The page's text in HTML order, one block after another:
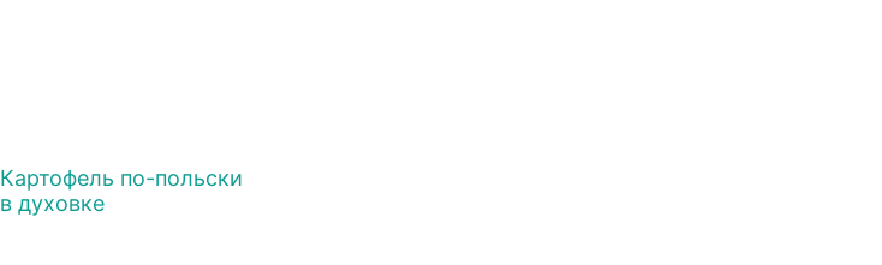
Картофель по-польски
в духовке